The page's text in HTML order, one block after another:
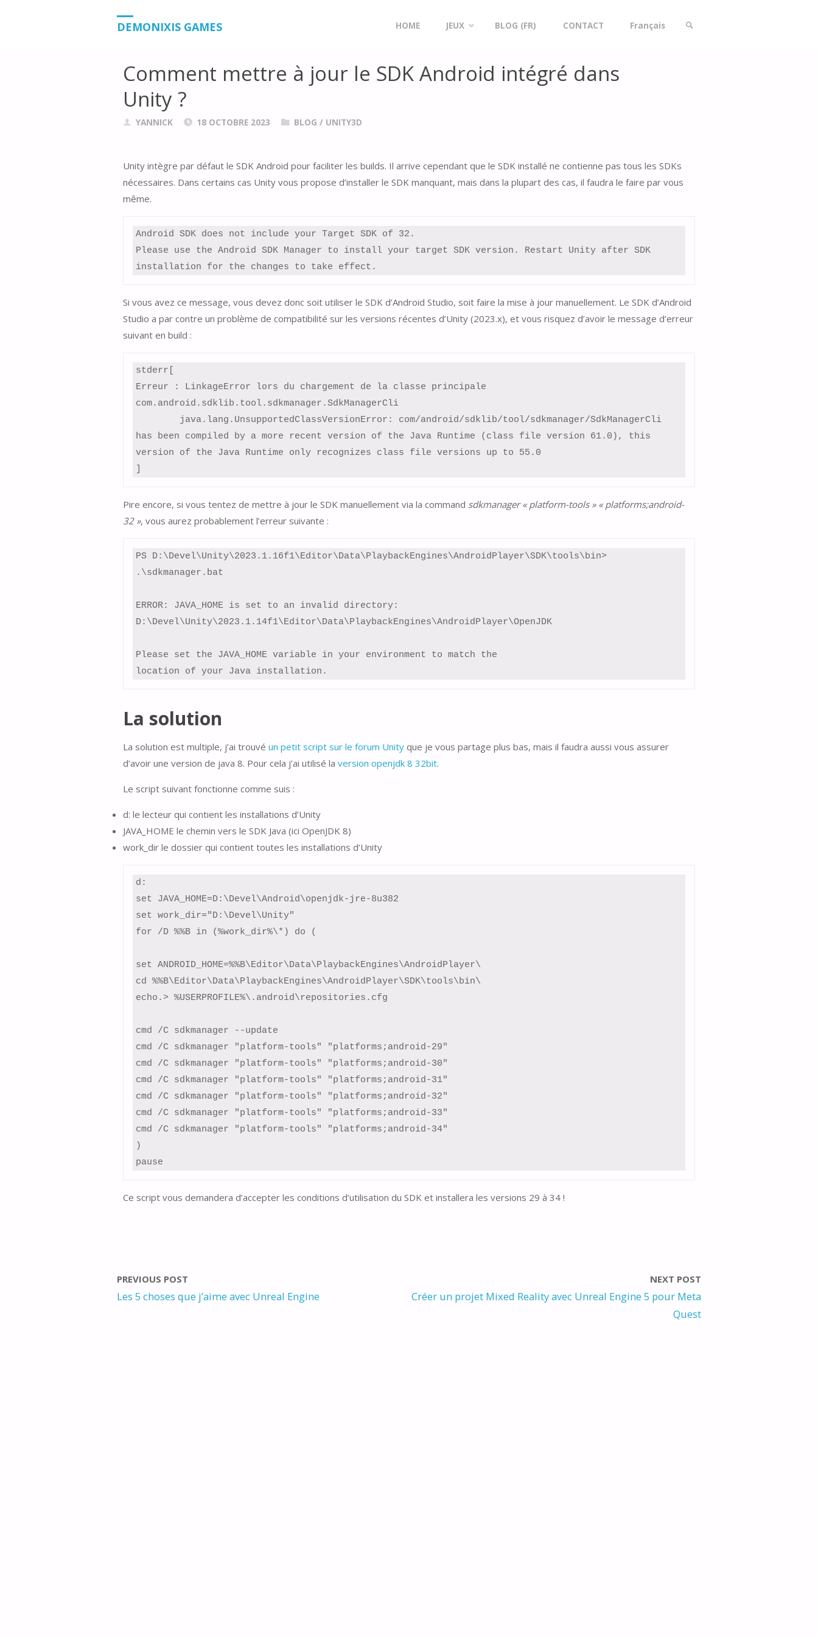
DEMONIXIS GAMES
content
HOME JEUX BLOG (FR) CONTACT Français
Comment mettre à jour le SDK Android intégré dans
Unity ?
YANNICK 18 OCTOBRE 2023 BLOG / UNITY3D
Unity intègre par défaut le SDK Android pour faciliter les builds. Il arrive cependant que le SDK installé ne contienne pas tous les SDKs
nécessaires. Dans certains cas Unity vous propose d’installer le SDK manquant, mais dans la plupart des cas, il faudra le faire par vous
même.
Android SDK does not include your Target SDK of 32.
Please use the Android SDK Manager to install your target SDK version. Restart Unity after SDK
installation for the changes to take effect.
Si vous avez ce message, vous devez donc soit utiliser le SDK d’Android Studio, soit faire la mise à jour manuellement. Le SDK d’Android
Studio a par contre un problème de compatibilité sur les versions récentes d’Unity (2023.x), et vous risquez d’avoir le message d’erreur
suivant en build :
stderr[
Erreur : LinkageError lors du chargement de la classe principale
com.android.sdklib.tool.sdkmanager.SdkManagerCli
has been compiled by a more recent version of the Java Runtime (class file version 61.0), this
version of the Java Runtime only recognizes class file versions up to 55.0
Pire encore, si vous tentez de mettre à jour le SDK manuellement via la command sdkmanager « platform-tools » « platforms;android-
32 », vous aurez probablement l’erreur suivante :
PS D:\Devel\Unity\2023.1.16f1\Editor\Data\PlaybackEngines\AndroidPlayer\SDK\tools\bin>
.\sdkmanager.bat
ERROR: JAVA_HOME is set to an invalid directory:
D:\Devel\Unity\2023.1.14f1\Editor\Data\PlaybackEngines\AndroidPlayer\OpenJDK
Please set the JAVA_HOME variable in your environment to match the
location of your Java installation.
La solution
La solution est multiple, j’ai trouvé un petit script sur le forum Unityque je vous partage plus bas, mais il faudra aussi vous assurer
d’avoir une version de java 8. Pour cela j’ai utilisé la version openjdk 8 32bit.
Le script suivant fonctionne comme suis :
d: le lecteur qui contient les installations d’Unity
JAVA_HOME le chemin vers le SDK Java (ici OpenJDK 8)
work_dir le dossier qui contient toutes les installations d’Unity
d:
set JAVA_HOME=D:\Devel\Android\openjdk-jre-8u382
set work_dir="D:\Devel\Unity"
for /D %%B in (%work_dir%\*) do (
set ANDROID_HOME=%%B\Editor\Data\PlaybackEngines\AndroidPlayer\
cd %%B\Editor\Data\PlaybackEngines\AndroidPlayer\SDK\tools\bin\
echo.> %USERPROFILE%\.android\repositories.cfg
cmd /C sdkmanager --update
cmd /C sdkmanager "platform-tools" "platforms;android-29"
cmd /C sdkmanager "platform-tools" "platforms;android-30"
cmd /C sdkmanager "platform-tools" "platforms;android-31"
cmd /C sdkmanager "platform-tools" "platforms;android-32"
cmd /C sdkmanager "platform-tools" "platforms;android-33"
cmd /C sdkmanager "platform-tools" "platforms;android-34"
)
pause
Ce script vous demandera d’accepter les conditions d’utilisation du SDK et installera les versions 29 à 34 !
PREVIOUS POST
Les 5 choses que j’aime avec Unreal Engine
NEXT POST
Créer un projet Mixed Reality avec Unreal Engine 5 pour Meta
Quest